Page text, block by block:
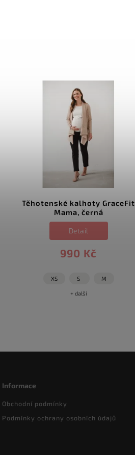
Těhotenské kalhoty GraceFit
Mama, černá
990 Kč
Detail
XS S M
+ další
Informace
Obchodní podmínky
Podmínky ochrany osobních údajů